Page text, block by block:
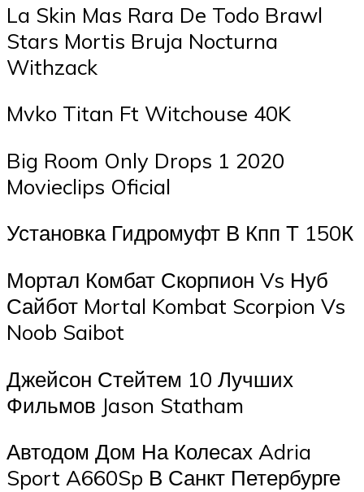
La Skin Mas Rara De Todo Brawl
Stars Mortis Bruja Nocturna
Withzack
Mvko Titan Ft Witchouse 40K
Big Room Only Drops 1 2020
Movieclips Oficial
Установка Гидромуфт В Кпп Т 150К
Мортал Комбат Скорпион Vs Нуб
Сайбот Mortal Kombat Scorpion Vs
Noob Saibot
Джейсон Стейтем 10 Лучших
Фильмов Jason Statham
Автодом Дом На Колесах Adria
Sport A660Sp В Санкт Петербурге